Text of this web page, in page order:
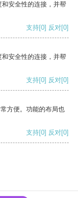
安全性的连接，并帮
支持[0] 反对[0]
安全性的连接，并帮
支持[0] 反对[0]
方便。功能的布局也
支持[0] 反对[0]